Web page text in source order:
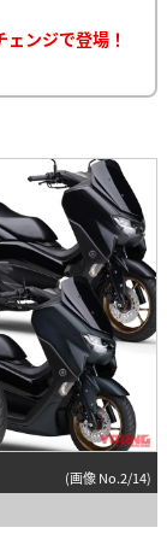
ンジで登場！
(画像 No.2/14)